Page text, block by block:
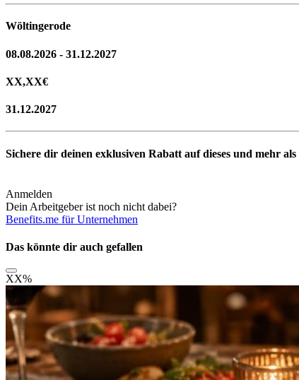
Wöltingerode
08.08.2026 - 31.12.2027
XX,XX€
31.12.2027
Sichere dir deinen exklusiven Rabatt auf dieses und mehr als
Anmelden
Dein Arbeitgeber ist noch nicht dabei?
Benefits.me für Unternehmen
Das könnte dir auch gefallen
XX%